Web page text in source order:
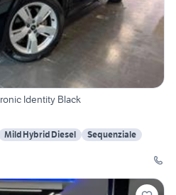
Identity Black
Mild Hybrid Diesel
Sequenziale